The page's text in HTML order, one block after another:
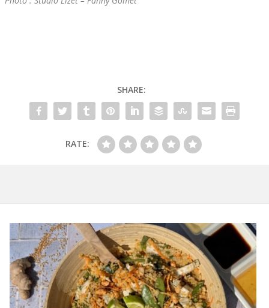
SHARE:
RATE: